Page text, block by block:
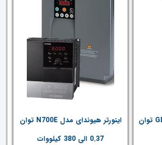
اینورتر سه فاز اینوت GD200A توان
اینورتر هیوندای مدل N700E توان
0.37 الی 380 کیلووات